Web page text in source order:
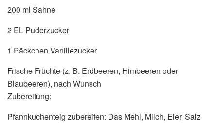
200 ml Sahne
2 EL Puderzucker
1 Päckchen Vanillezucker
Frische Früchte (z. B. Erdbeeren, Himbeeren oder
Blaubeeren), nach Wunsch
Zubereitung:
Pfannkuchenteig zubereiten: Das Mehl, Milch, Eier, Salz